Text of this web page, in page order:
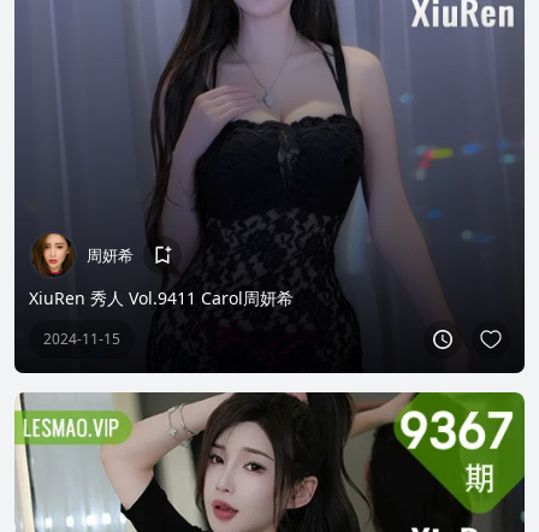
周妍希
XiuRen 秀人 Vol.9411 Carol周妍希
2024-11-15